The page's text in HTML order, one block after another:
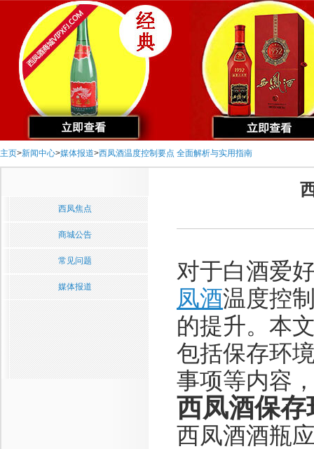
主页>新闻中心>媒体报道>西凤酒温度控制要点 全面解析与实用指南
西凤焦点
商城公告
常见问题
媒体报道
对于白酒爱
凤酒温度控
的提升。本
包括保存环
事项等内容
西凤酒保存
西凤酒酒瓶